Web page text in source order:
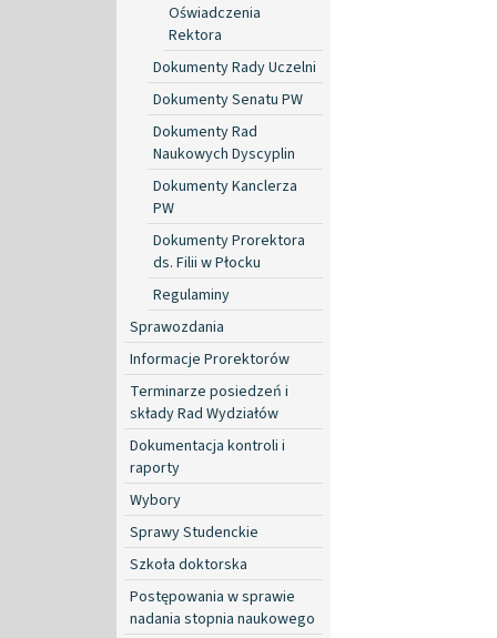
Oświadczenia
Rektora
Dokumenty Rady Uczelni
Dokumenty Senatu PW
Dokumenty Rad
Naukowych Dyscyplin
Dokumenty Kanclerza
PW
Dokumenty Prorektora
ds. Filii w Płocku
Regulaminy
Sprawozdania
Informacje Prorektorów
Terminarze posiedzeń i
składy Rad Wydziałów
Dokumentacja kontroli i
raporty
Wybory
Sprawy Studenckie
Szkoła doktorska
Postępowania w sprawie
nadania stopnia naukowego